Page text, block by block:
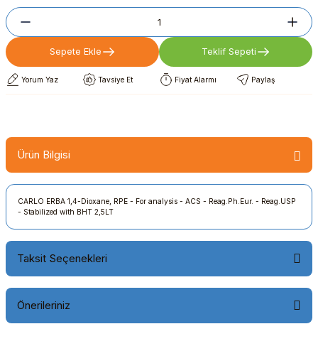
Sepete Ekle Teklif Sepeti
Yorum Yaz Tavsiye Et Fiyat Alarmı Paylaş
Ürün Bilgisi
CARLO ERBA 1,4-Dioxane, RPE - For analysis - ACS - Reag.Ph.Eur. - Reag.USP
- Stabilized with BHT 2,5LT
Taksit Seçenekleri
Önerileriniz